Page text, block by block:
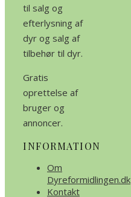
til salg og
efterlysning af
dyr og salg af
tilbehør til dyr.
Gratis
oprettelse af
bruger og
annoncer.
INFORMATION
Om
Dyreformidlingen.dk
Kontakt